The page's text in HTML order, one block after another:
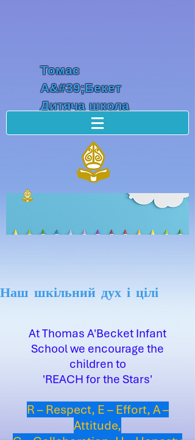
Томас
А&#39;Бекет
Дитяча школа
Наш шкільний дух і цілі
At Thomas A'Becket Infant
School we encourage the
children to
'REACH for the Stars'
R – Respect, E – Effort, A –
Attitude,